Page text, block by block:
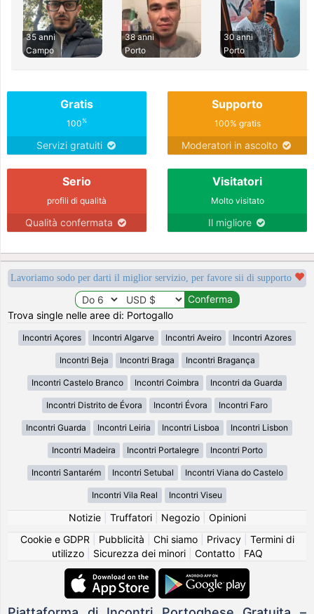
35 anni
Campo
38 anni
Porto
30 anni
Porto
Gratis
100%
Servizi gratuiti
Supporto
100% gratis
Moderatori in ascolto
Serio
profili di qualità
Qualità confermata
Visitatori
Molto visitato
Il migliore
Lavoriamo sodo per darti il miglior servizio, per favore sii di supporto
Trova single nelle aree di: Portogallo
Incontri Açores Incontri Algarve Incontri Aveiro Incontri Azores
Incontri Beja Incontri Braga Incontri Bragança
Incontri Castelo Branco Incontri Coimbra Incontri da Guarda
Incontri Distrito de Évora Incontri Évora Incontri Faro
Incontri Guarda Incontri Leiria Incontri Lisboa Incontri Lisbon
Incontri Madeira Incontri Portalegre Incontri Porto
Incontri Santarém Incontri Setubal Incontri Viana do Castelo
Incontri Vila Real Incontri Viseu
Notizie| Truffatori| Negozio| Opinioni
Cookie e GDPR
Pubblicità Chi siamo| Privacy| Termini di
utilizzo| Sicurezza dei minori| Contatto| FAQ